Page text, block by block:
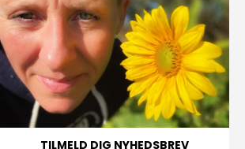
Outdoor i Centrum
Perlegade 44
6400 Sønderborg, Danmark
Telefonnr.
(+45) 74 43 53 55
E-mail
TILMELD DIG NYHEDSBREV